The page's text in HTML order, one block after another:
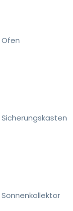
Ofen
Sicherungskasten
Sonnenkollektor